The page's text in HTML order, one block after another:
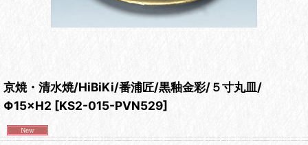
京焼・清水焼/HiBiKi/番浦匠/黒釉金彩/５寸丸皿/
Φ15×H2 [KS2-015-PVN529]